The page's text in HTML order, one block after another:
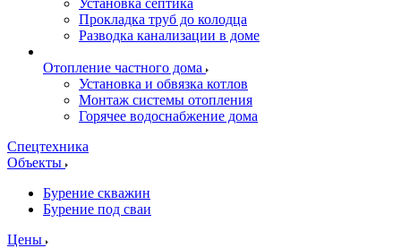
Установка септика
Прокладка труб до колодца
Разводка канализации в доме
Отопление частного дома
Установка и обвязка котлов
Монтаж системы отопления
Горячее водоснабжение дома
Спецтехника
Объекты
Бурение скважин
Бурение под сваи
Цены